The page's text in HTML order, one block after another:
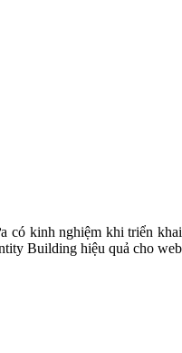
kinh nghiệm khi triển
Building hiệu quả cho